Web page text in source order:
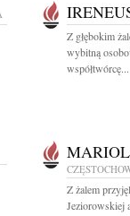
Z głębokim
wybitną
współtwórcę...
Z żalem
Jeziorowskiej